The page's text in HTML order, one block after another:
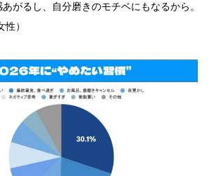
がるし、自分磨きのモチベにもなるから。
）